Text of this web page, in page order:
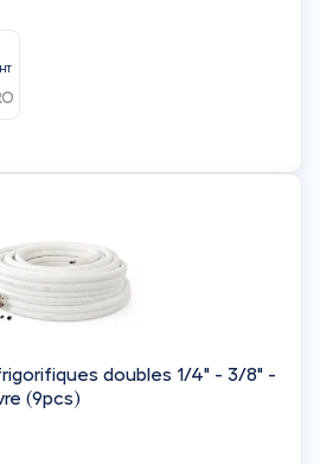
HT
doubles 1/4" - 3/8" -
(9pcs)